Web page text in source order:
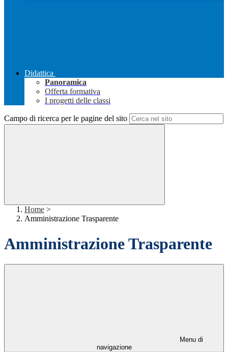
Didattica
Panoramica
Offerta formativa
I progetti delle classi
Campo di ricerca per le pagine del sito
Home >
Amministrazione Trasparente
Amministrazione Trasparente
Menu di
navigazione